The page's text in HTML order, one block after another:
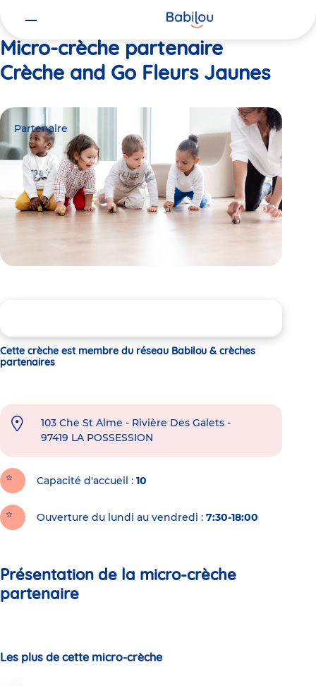
Micro-crèche partenaire
Crèche and Go Fleurs Jaunes
Partenaire
Cette crèche est membre du réseau Babilou & crèches
partenaires
103 Che St Alme - Rivière Des Galets -
97419 LA POSSESSION
Capacité d'accueil 10
Ouverture du lundi au vendredi : 7:30-18:00
Présentation de la micro-crèche
partenaire
Les plus de cette micro-crèche